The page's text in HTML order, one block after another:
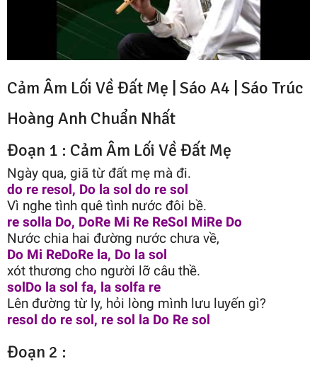
Cảm Âm Lối Về Đất Mẹ | Sáo A4 | Sáo Trúc
Hoàng Anh Chuẩn Nhất
Đoạn 1 : Cảm Âm Lối Về Đất Mẹ
Ngày qua, giã từ đất mẹ mà đi.
do re resol, Do la sol do re sol
Vì nghe tình quê tình nước đôi bề.
re solla Do, DoRe Mi Re ReSol MiRe Do
Nước chia hai đường nước chưa về,
Do Mi ReDoRe la, Do la sol
xót thương cho người lỡ câu thề.
solDo la sol fa, la solfa re
Lên đường từ ly, hỏi lòng mình lưu luyến gì?
resol do re sol, re sol la Do Re sol
Đoạn 2 :